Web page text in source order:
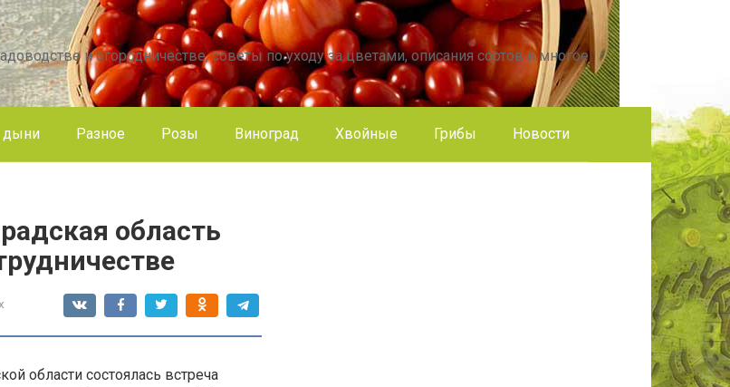
и огородничестве, советы по уходу за цветами, описания сортов и многое
дыни Разное Розы Виноград Хвойные Грибы Новости
область
области состоялась встреча